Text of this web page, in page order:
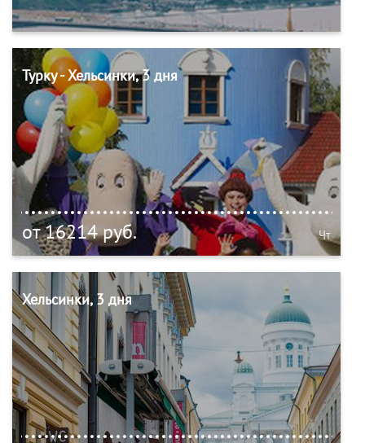
Турку - Хельсинки, 3 дня
от 16214 руб. Чт
Хельсинки, 3 дня